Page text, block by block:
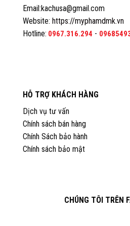
Email:kachusa@gmail.com
Website: https://myphamdmk.vn
Hotline: 0967.316.294 -
HỖ TRỢ KHÁCH HÀNG
Dịch vụ tư vấn
Chính sách bán hàng
Chính Sách bảo hành
Chính sách bảo mật
CHÚNG TÔI TRÊN